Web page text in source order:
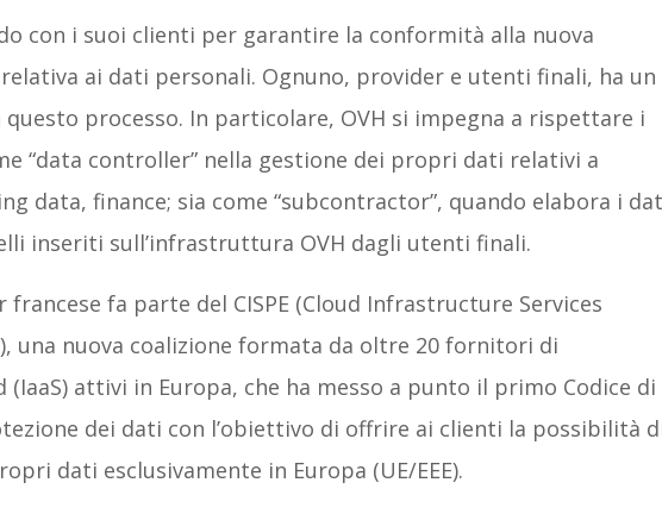
con i suoi clienti per garantire la conformità alla nuova
ai dati personali. Ognuno, provider e utenti finali, ha un
processo. In particolare, OVH si impegna a rispettare i
“data controller” nella gestione dei propri dati relativi a
data, finance; sia come “subcontractor”, quando elabora i
inseriti sull’infrastruttura OVH dagli utenti finali.
fa parte del CISPE (Cloud Infrastructure Services
una nuova coalizione formata da oltre 20 fornitori di
attivi in Europa, che ha messo a punto il primo Codice di
dei dati con l’obiettivo di offrire ai clienti la possibilità
dati esclusivamente in Europa (UE/EEE).